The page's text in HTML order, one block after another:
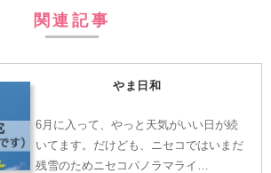
関連記事
やま日和
6月に入って、やっと天気がいい日が続
いてます。だけども、ニセコではいまだ
残雪のためニセコパノラマライ…